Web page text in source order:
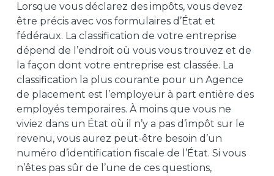
Lorsque vous déclarez des impôts, vous devez
être précis avec vos formulaires d’État et
fédéraux. La classification de votre entreprise
dépend de l’endroit où vous vous trouvez et de
la façon dont votre entreprise est classée. La
classification la plus courante pour un Agence
de placement est l’employeur à part entière des
employés temporaires. À moins que vous ne
viviez dans un État où il n’y a pas d’impôt sur le
revenu, vous aurez peut-être besoin d’un
numéro d’identification fiscale de l’État. Si vous
n’êtes pas sûr de l’une de ces questions,